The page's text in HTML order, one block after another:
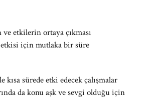
etkilerin ortaya çıkması
etkisi için mutlaka bir süre
sürede etki edecek çalışmalar
da konu aşk ve sevgi olduğu için